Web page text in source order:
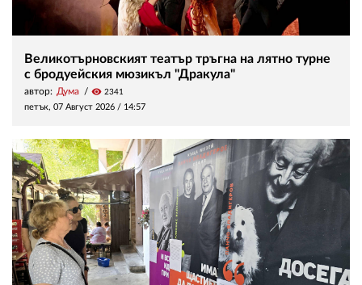
Великотърновският театър тръгна на лятно турне
с бродуейския мюзикъл "Дракула"
автор: Дума visibility 2341
петък, 07 Август 2026 / 14:57